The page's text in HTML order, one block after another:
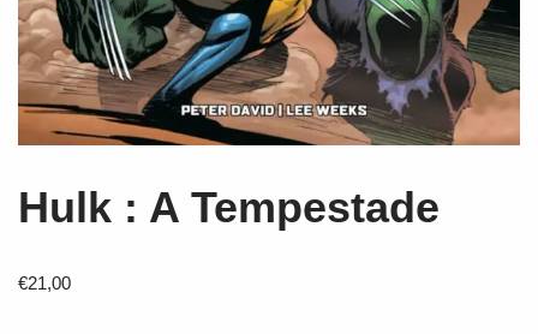
Hulk : A Tempestade
€21,00